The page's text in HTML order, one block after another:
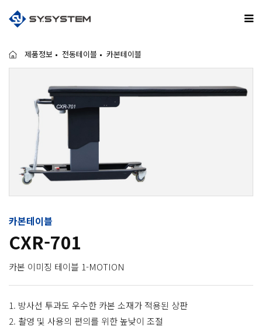
제품정보 전동테이블 카본테이블
카본테이블
CXR-701
카본 이미징 테이블 1-MOTION
1. 방사선 투과도 우수한 카본 소재가 적용된 상판
2. 촬영 및 사용의 편의를 위한 높낮이 조절